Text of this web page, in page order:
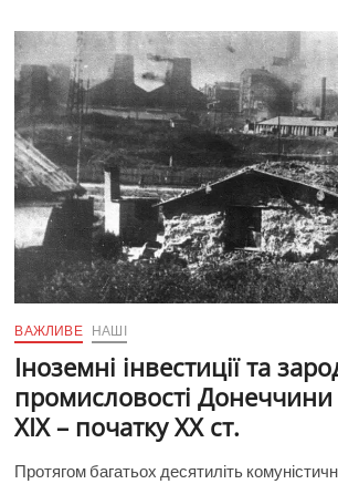
України
ВАЖЛИВЕ НАШІ
Іноземні інвестиції та
промисловості Донеччини
ХІХ – початку ХХ ст.
Протягом багатьох десятиліть